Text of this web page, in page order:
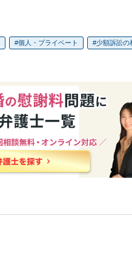
個人・プライベート 少額訴訟の